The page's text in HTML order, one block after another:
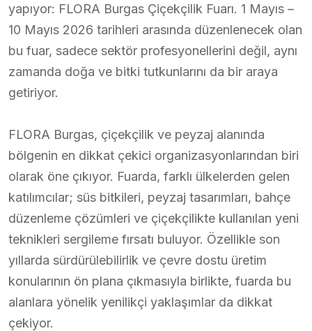
yapıyor: FLORA Burgas Çiçekçilik Fuarı. 1 Mayıs –
10 Mayıs 2026 tarihleri arasında düzenlenecek olan
bu fuar, sadece sektör profesyonellerini değil, aynı
zamanda doğa ve bitki tutkunlarını da bir araya
getiriyor.
FLORA Burgas, çiçekçilik ve peyzaj alanında
bölgenin en dikkat çekici organizasyonlarından biri
olarak öne çıkıyor. Fuarda, farklı ülkelerden gelen
katılımcılar; süs bitkileri, peyzaj tasarımları, bahçe
düzenleme çözümleri ve çiçekçilikte kullanılan yeni
teknikleri sergileme fırsatı buluyor. Özellikle son
yıllarda sürdürülebilirlik ve çevre dostu üretim
konularının ön plana çıkmasıyla birlikte, fuarda bu
alanlara yönelik yenilikçi yaklaşımlar da dikkat
çekiyor.